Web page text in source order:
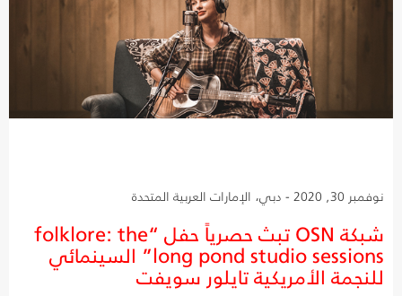
نوفمبر 30, 2020 - دبي، الإمارات العربية المتحدة
شبكة OSN تبث حصرياً حفل “folklore: the
long pond studio sessions” السينمائي
للنجمة الأمريكية تايلور سويفت